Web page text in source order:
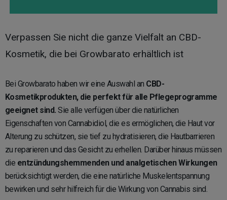
Verpassen Sie nicht die ganze Vielfalt an CBD-
Kosmetik, die bei Growbarato erhältlich ist
Bei Growbarato haben wir eine Auswahl an CBD-
Kosmetikprodukten, die perfekt für alle Pflegeprogramme
geeignet sind. Sie alle verfügen über die natürlichen
Eigenschaften von Cannabidiol, die es ermöglichen, die Haut vor
Alterung zu schützen, sie tief zu hydratisieren, die Hautbarrieren
zu reparieren und das Gesicht zu erhellen. Darüber hinaus müssen
die entzündungshemmenden und analgetischen Wirkungen
berücksichtigt werden, die eine natürliche Muskelentspannung
bewirken und sehr hilfreich für die Wirkung von Cannabis sind.